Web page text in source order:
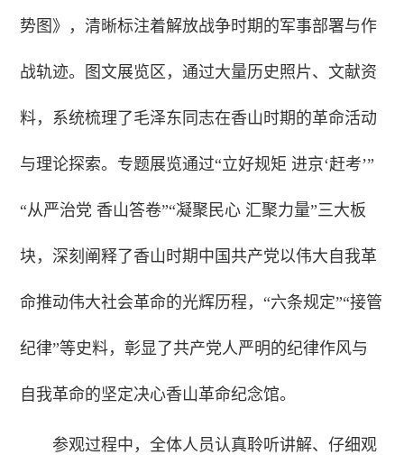
势图》，清晰标注着解放战争时期的军事部署与作
战轨迹。图文展览区，通过大量历史照片、文献资
料，系统梳理了毛泽东同志在香山时期的革命活动
与理论探索。专题展览通过“立好规矩 进京‘赶考’”
“从严治党 香山答卷”“凝聚民心 汇聚力量”三大板
块，深刻阐释了香山时期中国共产党以伟大自我革
命推动伟大社会革命的光辉历程，“六条规定”“接管
纪律”等史料，彰显了共产党人严明的纪律作风与
自我革命的坚定决心香山革命纪念馆。
参观过程中，全体人员认真聆听讲解、仔细观